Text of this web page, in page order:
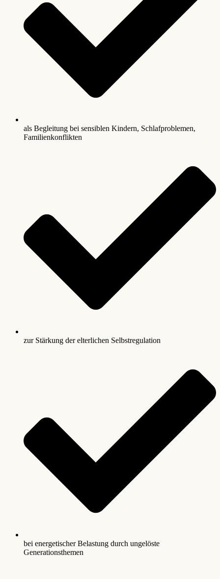
als Begleitung bei sensiblen Kindern, Schlafproblemen,
Familienkonflikten
zur Stärkung der elterlichen Selbstregulation
bei energetischer Belastung durch ungelöste
Generationsthemen